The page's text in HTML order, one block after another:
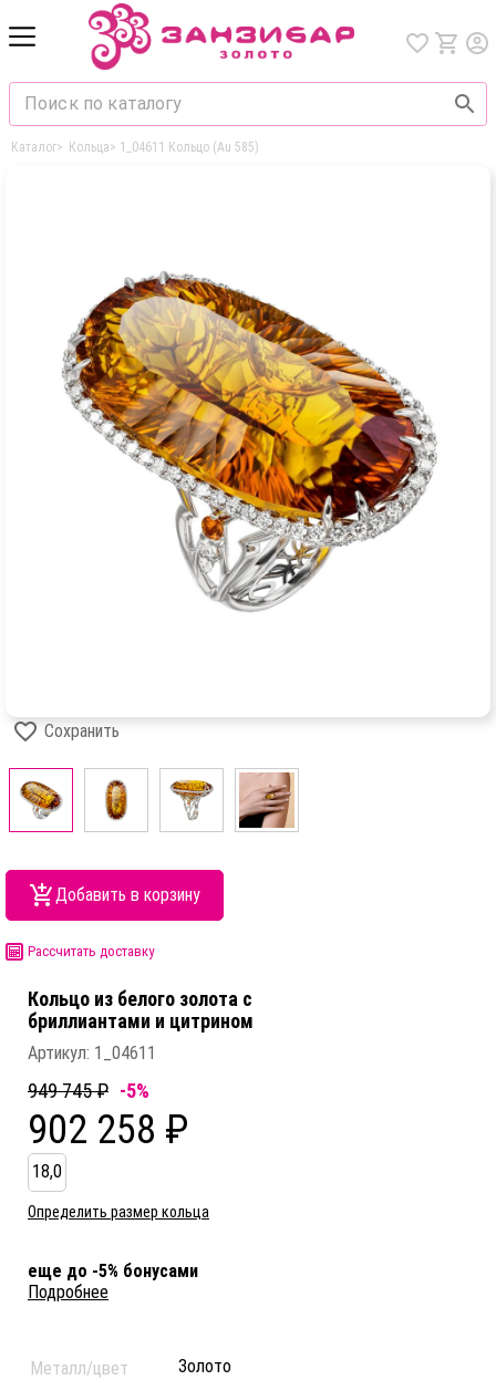
Каталог> Кольца> 1_04611 Кольцо (Au 585)
Сохранить
Добавить в корзину
Рассчитать доставку
Кольцо из белого золота c
бриллиантами и цитрином
Артикул: 1_04611
949 745 ₽ -5%
902 258 ₽
18,0
Определить размер кольца
еще до -5% бонусами
Подробнее
Металл/цвет
Золото